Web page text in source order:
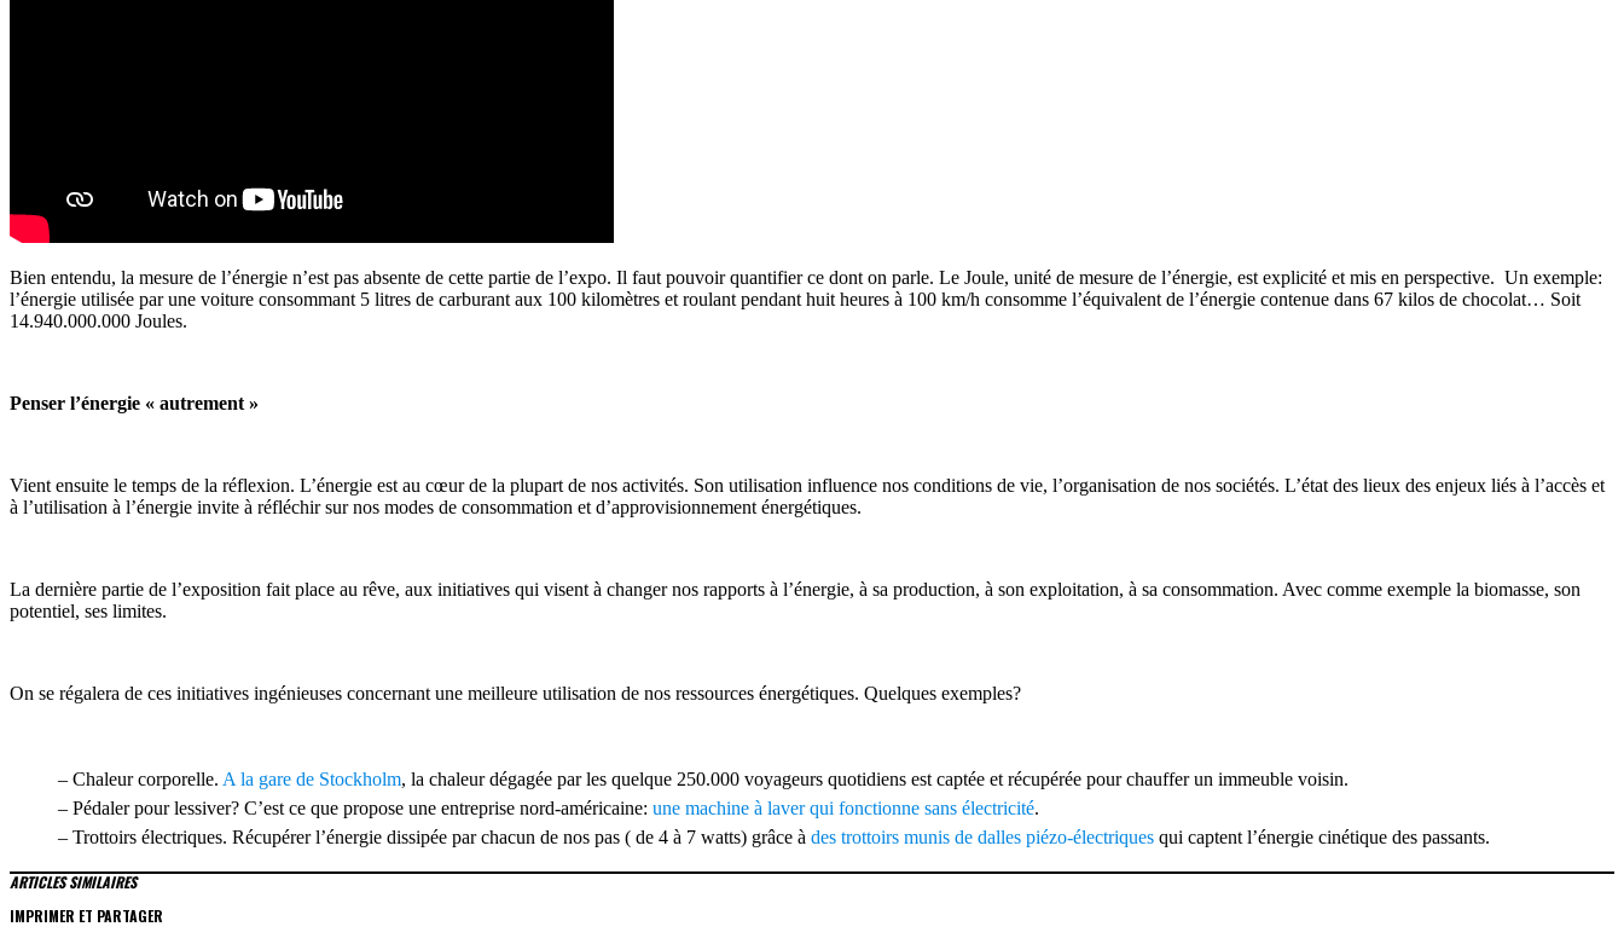
Bien entendu, la mesure de l’énergie n’est pas absente de cette partie de l’expo. Il faut pouvoir quantifier ce dont on parle. Le Joule, unité de mesure de l’énergie, est explicité et mis en perspective. Un exemple:
l’énergie utilisée par une voiture consommant 5 litres de carburant aux 100 kilomètres et roulant pendant huit heures à 100 km/h consomme l’équivalent de l’énergie contenue dans 67 kilos de chocolat… Soit
14.940.000.000 Joules.
Penser l’énergie « autrement »
Vient ensuite le temps de la réflexion. L’énergie est au cœur de la plupart de nos activités. Son utilisation influence nos conditions de vie, l’organisation de nos sociétés. L’état des lieux des enjeux liés à l’accès et
à l’utilisation à l’énergie invite à réfléchir sur nos modes de consommation et d’approvisionnement énergétiques.
La dernière partie de l’exposition fait place au rêve, aux initiatives qui visent à changer nos rapports à l’énergie, à sa production, à son exploitation, à sa consommation. Avec comme exemple la biomasse, son
potentiel, ses limites.
On se régalera de ces initiatives ingénieuses concernant une meilleure utilisation de nos ressources énergétiques. Quelques exemples?
– Chaleur corporelle. A la gare de Stockholm, la chaleur dégagée par les quelque 250.000 voyageurs quotidiens est captée et récupérée pour chauffer un immeuble voisin.
– Pédaler pour lessiver? C’est ce que propose une entreprise nord-américaine: une machine à laver qui fonctionne sans électricité.
– Trottoirs électriques. Récupérer l’énergie dissipée par chacun de nos pas ( de 4 à 7 watts) grâce à des trottoirs munis de dalles piézo-électriques qui captent l’énergie cinétique des passants.
ARTICLES SIMILAIRES
IMPRIMER ET PARTAGER